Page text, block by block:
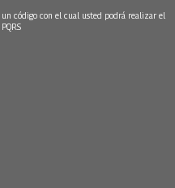
código con el cual usted podrá realizar el